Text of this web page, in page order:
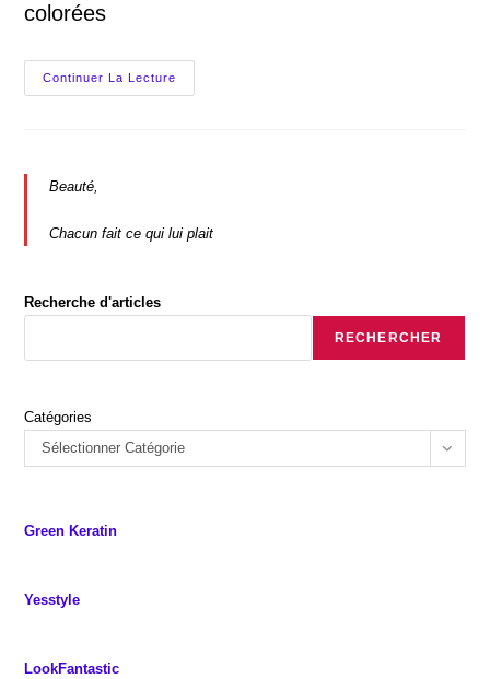
colorées
Continuer La Lecture
Russe
Beauté,
Chacun fait ce qui lui plait
Recherche d'articles
RECHERCHER
Catégories
Sélectionner Catégorie
Green Keratin
Yesstyle
LookFantastic